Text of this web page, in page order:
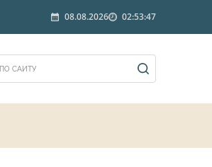
08.08.2026 02:53:47